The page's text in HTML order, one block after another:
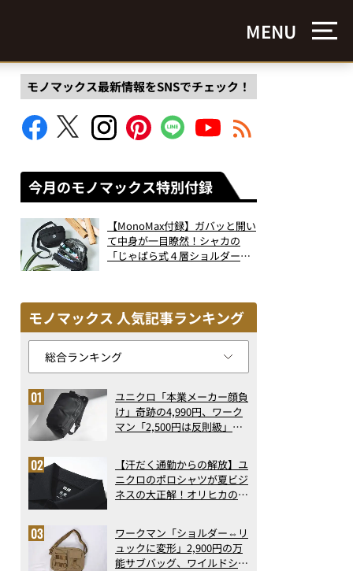
MENU
モノマックス最新情報をSNSでチェック！
今月のモノマックス特別付録
【MonoMax付録】ガバッと開い
て中身が一目瞭然！シャカの
「じゃばら式４層ショルダーバ
モノマックス 人気記事ランキング
ユニクロ「本業メーカー顔負
け」奇跡の4,990円、ワーク
マン「2,500円は反則級」凄
ト3】（2026年6月版）
【汗だく通勤からの解放】ユ
ニクロのポロシャツが夏ビジ
ネスの大正解！オリヒカの透
アの実力
ワークマン「ショルダー⇔リ
ュックに変形」2,900円の万
能サブバッグ、ワイルドシン